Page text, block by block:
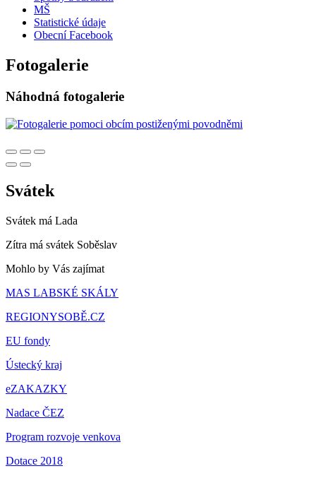
MŠ
Statistické údaje
Obecní Facebook
Fotogalerie
Náhodná fotogalerie
Svátek
Svátek má Lada
Zítra má svátek Soběslav
Mohlo by Vás zajímat
MAS LABSKÉ SKÁLY
REGIONYSOBĚ.CZ
EU fondy
Ústecký kraj
eZAKAZKY
Nadace ČEZ
Program rozvoje venkova
Dotace 2018